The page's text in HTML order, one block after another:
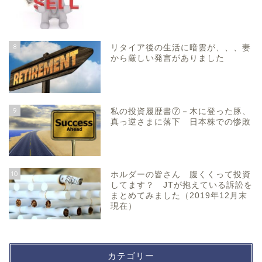
8
リタイア後の生活に暗雲が、、、妻
から厳しい発言がありました
9
私の投資履歴書⑦－木に登った豚、
真っ逆さまに落下 日本株での惨敗
10
ホルダーの皆さん 腹くくって投資
してます？ JTが抱えている訴訟を
まとめてみました（2019年12月末
現在）
カテゴリー